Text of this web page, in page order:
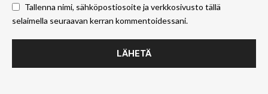
Tallenna nimi, sähköpostiosoite ja verkkosivusto tällä
selaimella seuraavan kerran kommentoidessani.